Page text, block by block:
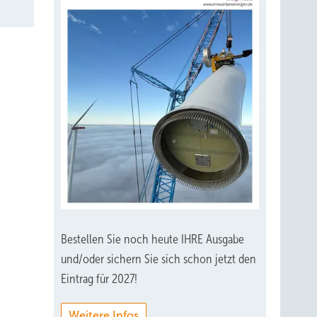
Bestellen Sie noch heute IHRE Ausgabe
und/oder sichern Sie sich schon jetzt den
Eintrag für 2027!